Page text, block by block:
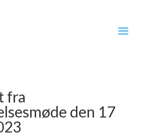
fra
den 17